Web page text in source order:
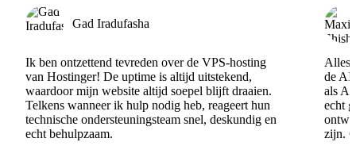
Gad Iradufasha
Ik ben ontzettend tevreden over de VPS-hosting
van Hostinger! De uptime is altijd uitstekend,
waardoor mijn website altijd soepel blijft draaien.
Telkens wanneer ik hulp nodig heb, reageert hun
technische ondersteuningsteam snel, deskundig en
echt behulpzaam.
Alles
de
als AI
echt
zijn.